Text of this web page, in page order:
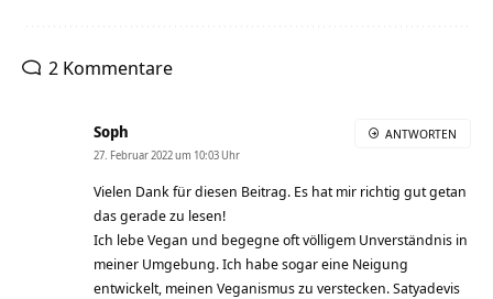
2 Kommentare
Soph
27. Februar 2022 um 10:03 Uhr
Vielen Dank für diesen Beitrag. Es hat mir richtig gut getan
das gerade zu lesen!
Ich lebe Vegan und begegne oft völligem Unverständnis in
meiner Umgebung. Ich habe sogar eine Neigung
entwickelt, meinen Veganismus zu verstecken. Satyadevis
ANTWORTEN